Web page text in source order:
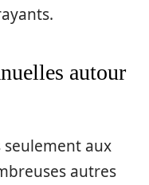
autour
seulement aux
autres